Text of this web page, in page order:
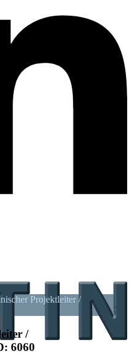
Projektleiter /
/
6060